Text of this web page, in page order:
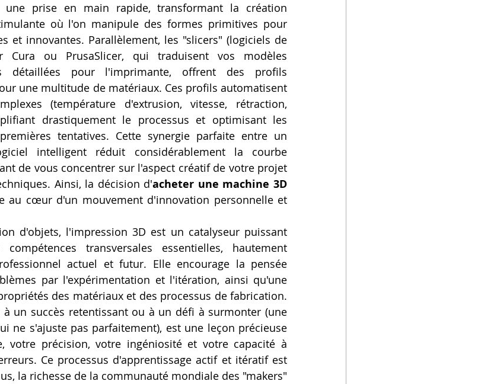
une prise en main rapide, transformant la création
où l'on manipule des formes primitives pour
et innovantes. Parallèlement, les "slicers" (logiciels de
Cura ou PrusaSlicer, qui traduisent vos modèles
détaillées pour l'imprimante, offrent des profils
une multitude de matériaux. Ces profils automatisent
(température d'extrusion, vitesse, rétraction,
drastiquement le processus et optimisant les
tentatives. Cette synergie parfaite entre un
intelligent réduit considérablement la courbe
de vous concentrer sur l'aspect créatif de votre projet
Ainsi, la décision d'acheter une machine 3D
au cœur d'un mouvement d'innovation personnelle et
d'objets, l'impression 3D est un catalyseur puissant
transversales essentielles, hautement
actuel et futur. Elle encourage la pensée
par l'expérimentation et l'itération, ainsi qu'une
des matériaux et des processus de fabrication.
un succès retentissant ou à un défi à surmonter (une
ne s'ajuste pas parfaitement), est une leçon précieuse
votre précision, votre ingéniosité et votre capacité à
Ce processus d'apprentissage actif et itératif est
la richesse de la communauté mondiale des "makers"